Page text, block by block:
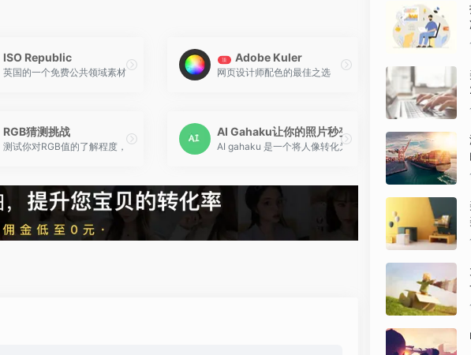
ISO Republic
英国的一个免费公共领域素材，为创意专业人士提供免费图片。自推出以来，它已经发布了超过3,000张CC0
顶 Adobe Kuler
网页设计师配色的最佳之选
的就是她小巧迷人的开源属性特点：不仅大小迷人，而且安装使用也迷人。也许，你第一次看到OpenShot
RGB猜测挑战
测试你对RGB值的了解程度，网站给出一组RGB值，下面给出三个颜色选项，选择上面显示的RGB值的正确颜
AI Gahaku让你的照片秒变油画
AI gahaku 是一个将人像转化为油画的网站，你只需要点击